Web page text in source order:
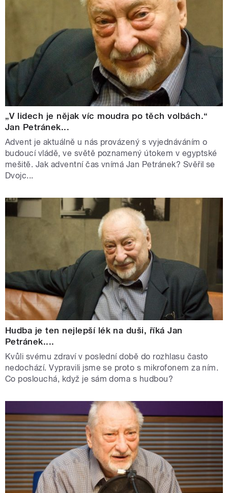
„V lidech je nějak víc moudra po těch volbách.“
Jan Petránek...
Advent je aktuálně u nás provázený s vyjednáváním o
budoucí vládě, ve světě poznamený útokem v egyptské
mešitě. Jak adventní čas vnímá Jan Petránek? Svěřil se
Dvojc...
Hudba je ten nejlepší lék na duši, říká Jan
Petránek....
Kvůli svému zdraví v poslední době do rozhlasu často
nedochází. Vypravili jsme se proto s mikrofonem za ním.
Co poslouchá, když je sám doma s hudbou?